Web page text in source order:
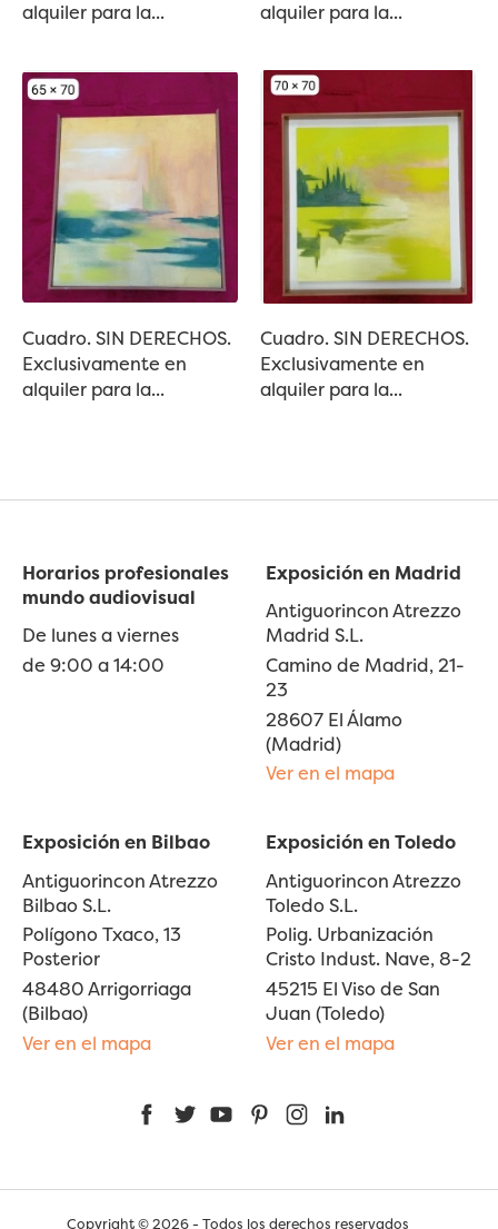
alquiler para la...
alquiler para la...
Cuadro. SIN DERECHOS.
Exclusivamente en
alquiler para la...
Cuadro. SIN DERECHOS.
Exclusivamente en
alquiler para la...
Horarios profesionales
mundo audiovisual
De lunes a viernes
de 9:00 a 14:00
Exposición en Madrid
Antiguorincon Atrezzo
Madrid S.L.
Camino de Madrid, 21-
23
28607 El Álamo
(Madrid)
Ver en el mapa
Exposición en Bilbao
Antiguorincon Atrezzo
Bilbao S.L.
Polígono Txaco, 13
Posterior
48480 Arrigorriaga
(Bilbao)
Ver en el mapa
Exposición en Toledo
Antiguorincon Atrezzo
Toledo S.L.
Polig. Urbanización
Cristo Indust. Nave, 8-2
45215 El Viso de San
Juan (Toledo)
Ver en el mapa
FacebookTwitterYouTubePinterestInstagram
Copyright © 2026 - Todos los derechos reservados